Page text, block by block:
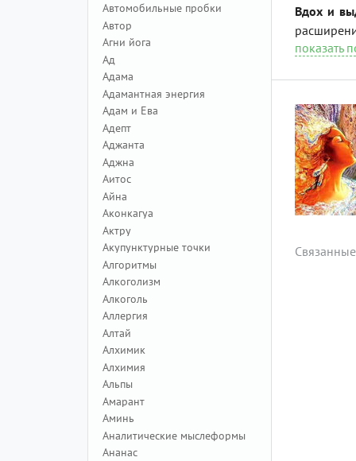
Автомобильные пробки
Автор
Агни йога
Ад
Адама
Адамантная энергия
Адам и Ева
Адепт
Аджанта
Аджна
Аитос
Айна
Аконкагуа
Актру
Акупунктурные точки
Алгоритмы
Алкоголизм
Алкоголь
Аллергия
Алтай
Алхимик
Алхимия
Альпы
Амарант
Аминь
Аналитические мыслеформы
Ананас
Вдох и
показать